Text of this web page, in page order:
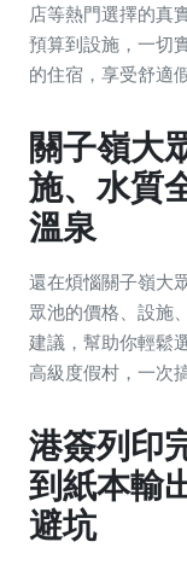
店等熱門選擇的真
預算到設施，一切
的住宿，享受舒適假
關子嶺大
施、水質
溫泉
還在煩惱關子嶺大
眾池的價格、設施
建議，幫助你輕鬆
高級度假村，一次
港簽列印
到紙本輸
避坑